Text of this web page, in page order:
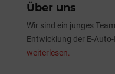
Über uns
Wir sind ein junges
Entwicklung der E-
weiterlesen.